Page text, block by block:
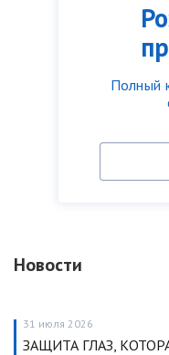
Полный
Новости
31 июля 2026
ЗАЩИТА ГЛАЗ,